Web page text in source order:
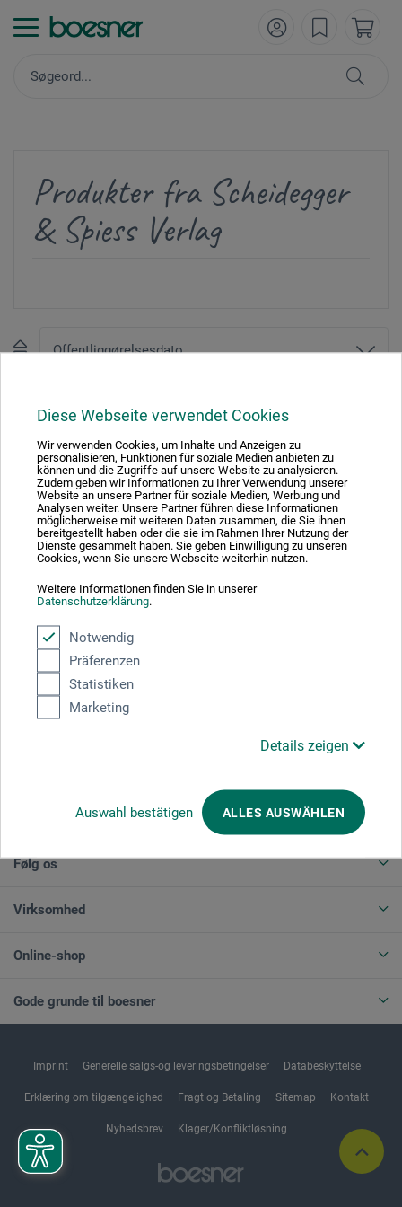
Diese Webseite verwendet Cookies
Wir verwenden Cookies, um Inhalte und Anzeigen zu
personalisieren, Funktionen für soziale Medien anbieten zu
können und die Zugriffe auf unsere Website zu analysieren.
Zudem geben wir Informationen zu Ihrer Verwendung unserer
Website an unsere Partner für soziale Medien, Werbung und
Analysen weiter. Unsere Partner führen diese Informationen
möglicherweise mit weiteren Daten zusammen, die Sie ihnen
bereitgestellt haben oder die sie im Rahmen Ihrer Nutzung der
Dienste gesammelt haben. Sie geben Einwilligung zu unseren
Cookies, wenn Sie unsere Webseite weiterhin nutzen.
Weitere Informationen finden Sie in unserer
Datenschutzerklärung.
Notwendig
Präferenzen
Statistiken
Marketing
Details zeigen
Auswahl bestätigen ALLES AUSWÄHLEN
Produkter fra Scheidegger
& Spiess Verlag
Absolut sikker
ANNULLER BESTILLING
Følg os
Virksomhed
Online-shop
Gode grunde til boesner
Imprint Generelle salgs-og leveringsbetingelser Databeskyttelse
Erklæring om tilgængelighed Fragt og Betaling Sitemap Kontakt
Nyhedsbrev Klager/Konfliktløsning